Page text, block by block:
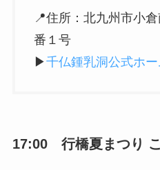
📍住所：北九州市小
番１号
▶︎千仏鍾乳洞公式ホ
17:00 行橋夏まつり